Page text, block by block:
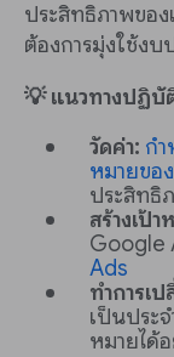
ประสิทธิภาพขอ
ต้องการมุ่งใช้งบ
💡 แนวทางปฏิบั
วัดค่า: ก
หมายขอ
ประสิทธิ
สร้างเป้
Google
Ads
ทำการเ
เป็นประ
หมายได้อ